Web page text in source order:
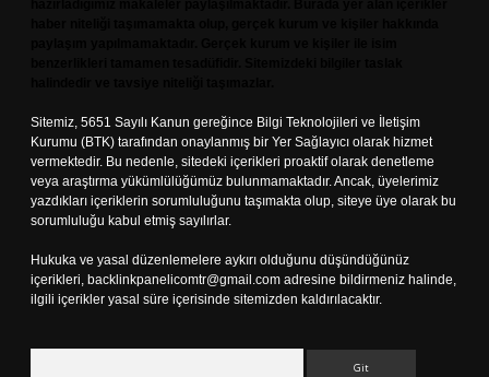
Sitemiz, 5651 Sayılı Kanun gereğince Bilgi Teknolojileri ve İletişim
Kurumu (BTK) tarafından onaylanmış bir Yer Sağlayıcı olarak hizmet
vermektedir. Bu nedenle, sitedeki içerikleri proaktif olarak denetleme
veya araştırma yükümlülüğümüz bulunmamaktadır. Ancak, üyelerimiz
yazdıkları içeriklerin sorumluluğunu taşımakta olup, siteye üye olarak bu
sorumluluğu kabul etmiş sayılırlar.
Hukuka ve yasal düzenlemelere aykırı olduğunu düşündüğünüz
içerikleri, backlinkpanelicomtr@gmail.com adresine bildirmeniz halinde,
ilgili içerikler yasal süre içerisinde sitemizden kaldırılacaktır.